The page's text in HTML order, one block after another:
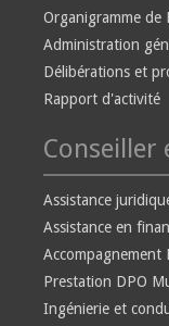
Organigramme de
Administration
Délibérations et
Rapport d'activité
Conseiller
Assistance
Assistance en
Prestation DPO
Ingénierie et